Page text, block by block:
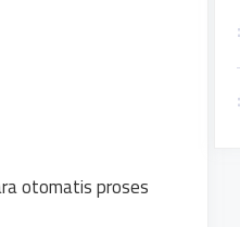
otomatis proses